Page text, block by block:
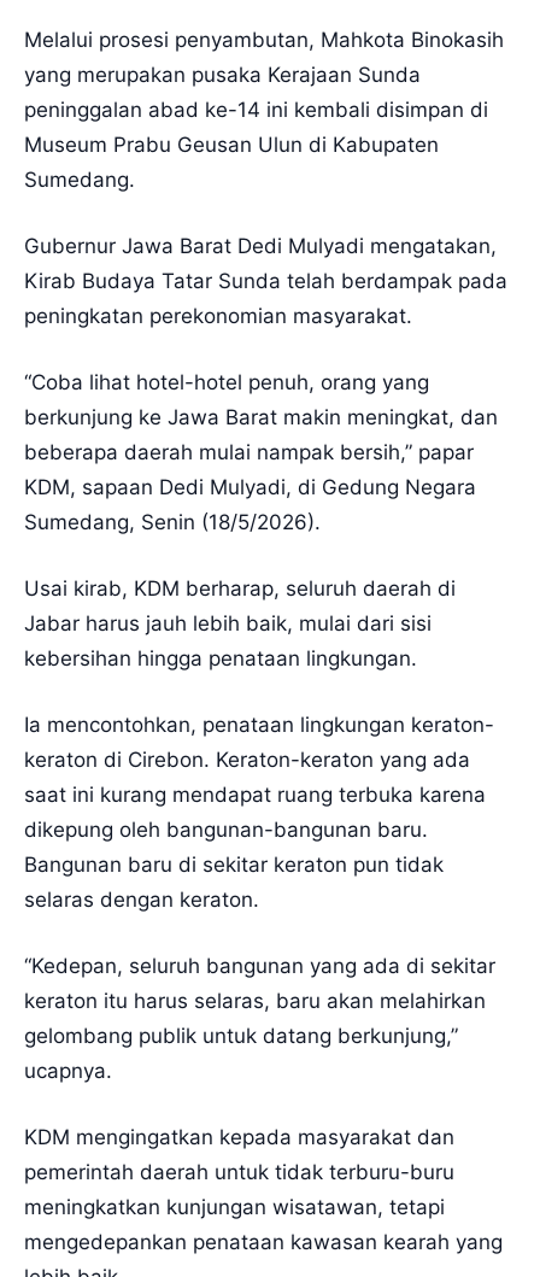
Melalui prosesi penyambutan, Mahkota Binokasih
yang merupakan pusaka Kerajaan Sunda
peninggalan abad ke-14 ini kembali disimpan di
Museum Prabu Geusan Ulun di Kabupaten
Sumedang.
Gubernur Jawa Barat Dedi Mulyadi mengatakan,
Kirab Budaya Tatar Sunda telah berdampak pada
peningkatan perekonomian masyarakat.
“Coba lihat hotel-hotel penuh, orang yang
berkunjung ke Jawa Barat makin meningkat, dan
beberapa daerah mulai nampak bersih,” papar
KDM, sapaan Dedi Mulyadi, di Gedung Negara
Sumedang, Senin (18/5/2026).
Usai kirab, KDM berharap, seluruh daerah di
Jabar harus jauh lebih baik, mulai dari sisi
kebersihan hingga penataan lingkungan.
Ia mencontohkan, penataan lingkungan keraton-
keraton di Cirebon. Keraton-keraton yang ada
saat ini kurang mendapat ruang terbuka karena
dikepung oleh bangunan-bangunan baru.
Bangunan baru di sekitar keraton pun tidak
selaras dengan keraton.
“Kedepan, seluruh bangunan yang ada di sekitar
keraton itu harus selaras, baru akan melahirkan
gelombang publik untuk datang berkunjung,”
ucapnya.
KDM mengingatkan kepada masyarakat dan
pemerintah daerah untuk tidak terburu-buru
meningkatkan kunjungan wisatawan, tetapi
mengedepankan penataan kawasan kearah yang